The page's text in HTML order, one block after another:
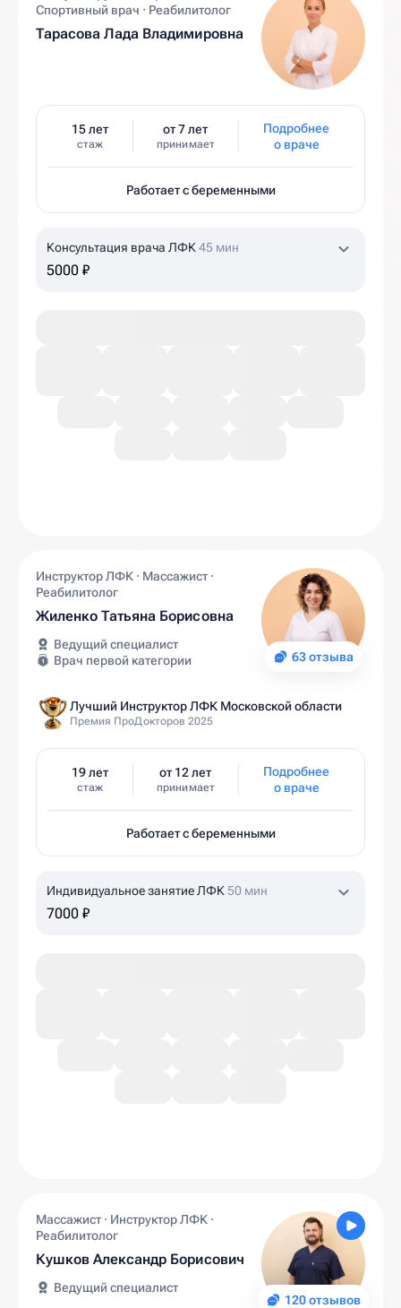
Спортивный врач · Реабилитолог
Тарасова Лада Владимировна
15 лет
стаж
от 7 лет
принимает
Подробнее
о враче
Работает с беременными
Консультация врача ЛФК45 мин
5000 ₽
63 отзыва
Инструктор ЛФК · Массажист ·
Реабилитолог
Жиленко Татьяна Борисовна
Ведущий специалист
Врач первой категории
Лучший Инструктор ЛФК Московской области
Премия ПроДокторов 2025
19 лет
стаж
от 12 лет
принимает
Подробнее
о враче
Работает с беременными
Индивидуальное занятие ЛФК 50 мин
7000 ₽
120 отзывов
Массажист · Инструктор ЛФК ·
Реабилитолог
Кушков Александр Борисович
Ведущий специалист